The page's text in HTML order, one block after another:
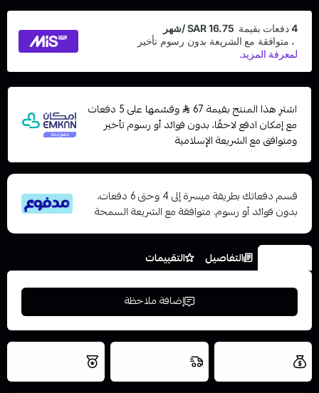
اشترِ هذا المنتج بقيمة 67
وقسّمها على 5 دفعات
مع إمكان ادفع لاحقًا، بدون فوائد أو رسوم تأخير
ومتوافق مع الشريعة الإسلامية
قسم دفعاتك بطريقة ميسرة إلى 4 وحتى 6 دفعات،
بدون فوائد أو رسوم. متوافقة مع الشريعة السمحة
التفاصيل التقييمات
إضافة ملاحظة
نتميز بلجودة